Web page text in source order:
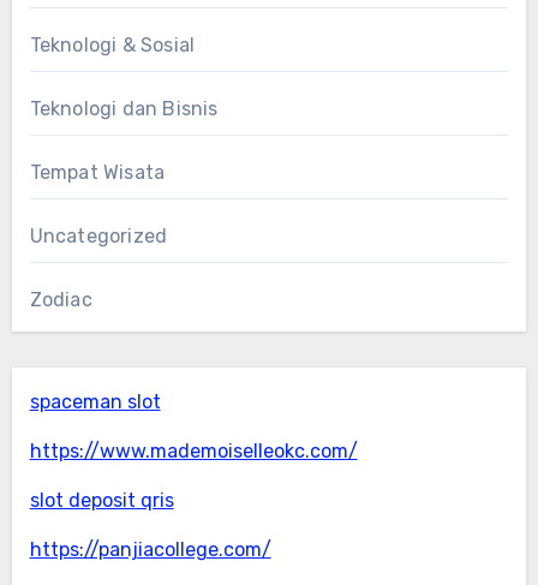
Teknologi & Sosial
Teknologi dan Bisnis
Tempat Wisata
Uncategorized
Zodiac
spaceman slot
https://www.mademoiselleokc.com/
slot deposit qris
https://panjiacollege.com/